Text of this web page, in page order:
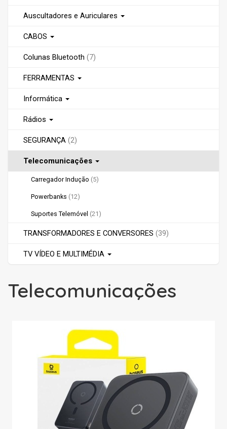
Auscultadores e Auriculares
CABOS
Colunas Bluetooth (7)
FERRAMENTAS
Informática
Rádios
SEGURANÇA (2)
Telecomunicações
Carregador Indução (5)
Powerbanks (12)
Suportes Telemóvel (21)
TRANSFORMADORES E CONVERSORES (39)
TV VÍDEO E MULTIMÉDIA
Telecomunicações